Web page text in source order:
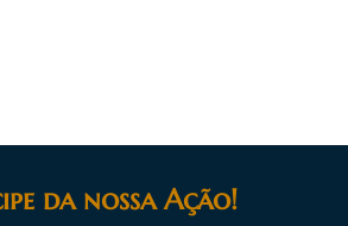
da nossa Ação!